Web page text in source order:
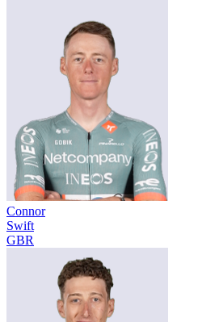
Connor
Swift
GBR